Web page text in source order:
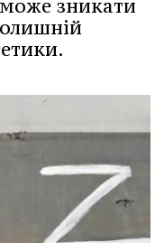
зникати